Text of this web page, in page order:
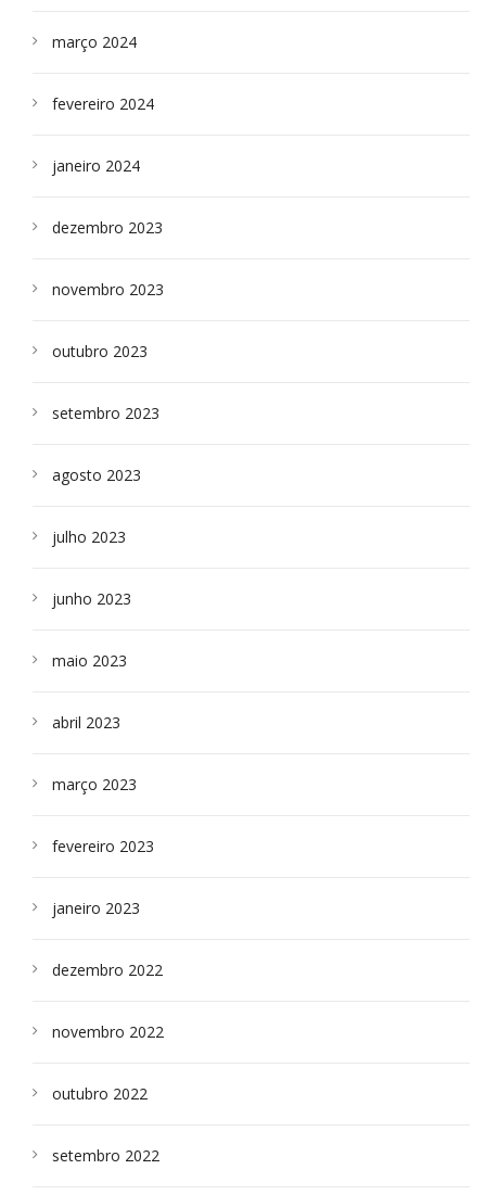
março 2024
fevereiro 2024
janeiro 2024
dezembro 2023
novembro 2023
outubro 2023
setembro 2023
agosto 2023
julho 2023
junho 2023
maio 2023
abril 2023
março 2023
fevereiro 2023
janeiro 2023
dezembro 2022
novembro 2022
outubro 2022
setembro 2022